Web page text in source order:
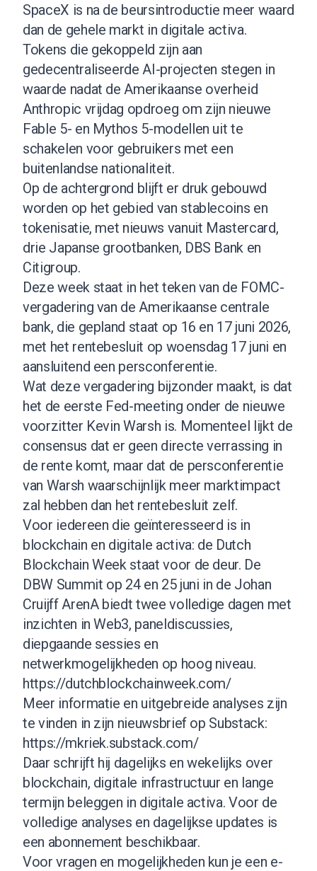
SpaceX is na de beursintroductie meer waard
dan de gehele markt in digitale activa.
Tokens die gekoppeld zijn aan
gedecentraliseerde AI-projecten stegen in
waarde nadat de Amerikaanse overheid
Anthropic vrijdag opdroeg om zijn nieuwe
Fable 5- en Mythos 5-modellen uit te
schakelen voor gebruikers met een
buitenlandse nationaliteit.
Op de achtergrond blijft er druk gebouwd
worden op het gebied van stablecoins en
tokenisatie, met nieuws vanuit Mastercard,
drie Japanse grootbanken, DBS Bank en
Citigroup.
Deze week staat in het teken van de FOMC-
vergadering van de Amerikaanse centrale
bank, die gepland staat op 16 en 17 juni 2026,
met het rentebesluit op woensdag 17 juni en
aansluitend een persconferentie.
Wat deze vergadering bijzonder maakt, is dat
het de eerste Fed-meeting onder de nieuwe
voorzitter Kevin Warsh is. Momenteel lijkt de
consensus dat er geen directe verrassing in
de rente komt, maar dat de persconferentie
van Warsh waarschijnlijk meer marktimpact
zal hebben dan het rentebesluit zelf.
Voor iedereen die geïnteresseerd is in
blockchain en digitale activa: de Dutch
Blockchain Week staat voor de deur. De
DBW Summit op 24 en 25 juni in de Johan
Cruijff ArenA biedt twee volledige dagen met
inzichten in Web3, paneldiscussies,
diepgaande sessies en
netwerkmogelijkheden op hoog niveau.
https://dutchblockchainweek.com/
Meer informatie en uitgebreide analyses zijn
te vinden in zijn nieuwsbrief op Substack:
https://mkriek.substack.com/
Daar schrijft hij dagelijks en wekelijks over
blockchain, digitale infrastructuur en lange
termijn beleggen in digitale activa. Voor de
volledige analyses en dagelijkse updates is
een abonnement beschikbaar.
Voor vragen en mogelijkheden kun je een e-